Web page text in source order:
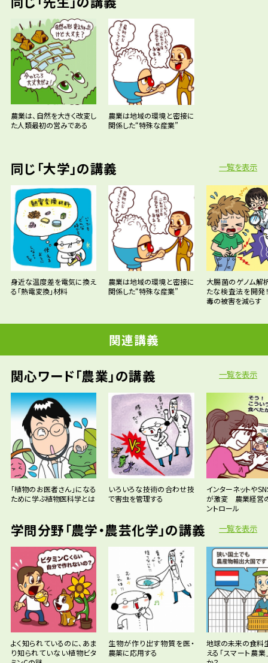
農業は、自然を大きく改変し
た人類最初の営みである
農業は地域の環境と密接に
関係した“特殊な産業”
同じ「大学」の講義 一覧を表示
身近な温度差を電気に換え
る「熱電変換」材料
農業は地域の環境と密接に
関係した“特殊な産業”
大腸菌のゲノム解
たな検査法を開
毒の被害を減らす
関連講義
関心ワード「農業」の講義
「植物のお医者さん」になる
ために学ぶ植物医科学とは
いろいろな技術の合わせ技
で害虫を管理する
インターネットや
が激変 農業経営
ントロール
一覧を表示
学問分野「農学・農芸化学」の講義
よく知られているのに、あま
り知られていない植物ビタ
生物が作り出す物質を医・
農薬に応用する
地球の未来の食料
える「スマート農業
一覧を表示